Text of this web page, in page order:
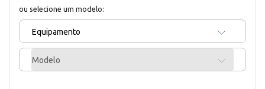
ou selecione um modelo:
Equipamento
Modelo